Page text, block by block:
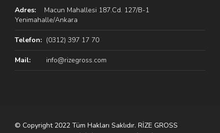
Adres:
Macun Mahallesi 187.Cd. 127/B-1
Yenimahalle/Ankara
Telefon: (0312) 397 17 70
Mail: info@rizegross.com
© Copyright 2022 Tüm Hakları Saklıdır. RİZE GROSS